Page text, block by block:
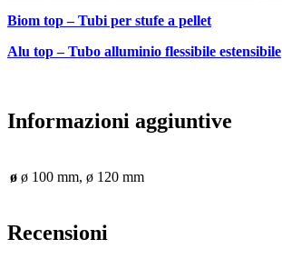
Biom top – Tubi per stufe a pellet
Alu top – Tubo alluminio flessibile estensibile
Informazioni aggiuntive
ø ø 100 mm, ø 120 mm
Recensioni